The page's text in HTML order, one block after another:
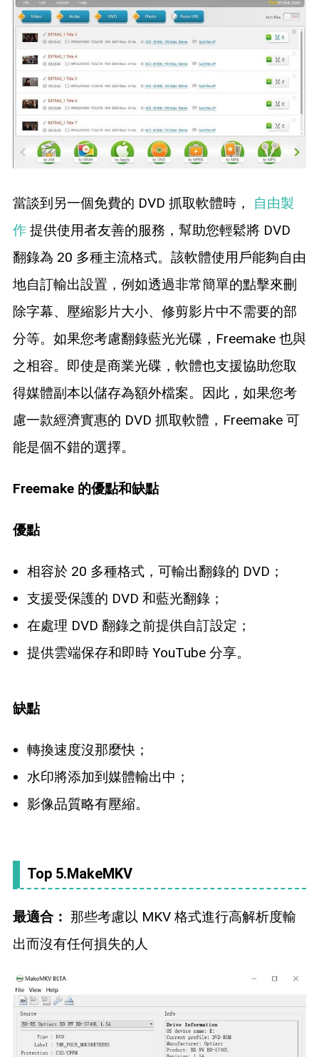
當談到另一個免費的 DVD 抓取軟體時， 自由製
作提供使用者友善的服務，幫助您輕鬆將 DVD
翻錄為 20 多種主流格式。該軟體使用戶能夠自由
地自訂輸出設置，例如透過非常簡單的點擊來刪
除字幕、壓縮影片大小、修剪影片中不需要的部
分等。如果您考慮翻錄藍光光碟，Freemake 也與
之相容。即使是商業光碟，軟體也支援協助您取
得媒體副本以儲存為額外檔案。因此，如果您考
慮一款經濟實惠的 DVD 抓取軟體，Freemake 可
能是個不錯的選擇。
Freemake 的優點和缺點
優點
相容於 20 多種格式，可輸出翻錄的 DVD；
支援受保護的 DVD 和藍光翻錄；
在處理 DVD 翻錄之前提供自訂設定；
提供雲端保存和即時 YouTube 分享。
缺點
轉換速度沒那麼快；
水印將添加到媒體輸出中；
影像品質略有壓縮。
Top 5.MakeMKV
最適合： 那些考慮以 MKV 格式進行高解析度輸
出而沒有任何損失的人